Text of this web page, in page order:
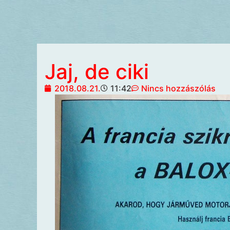
Jaj, de ciki
2018.08.21. 11:42 Nincs hozzászólás